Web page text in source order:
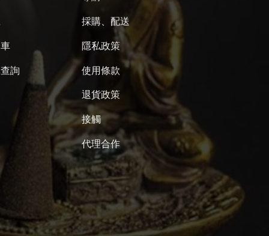
詢
採購、配送
隱私政策
使用條款
退貨政策
接觸
代理合作